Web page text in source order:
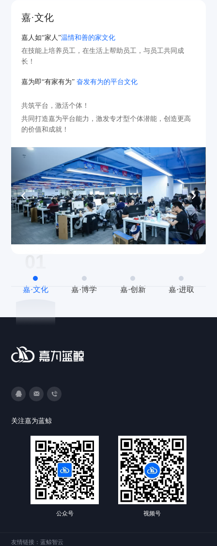
嘉·文化
嘉人如“家人”温情和善的家文化
在技能上培养员工，在生活上帮助员工，与员工共同成
长！
嘉为即“有家有为”奋发有为的平台文化
共筑平台，激活个体！
共同打造嘉为平台能力，激发专才型个体潜能，创造更高
的价值和成就！
嘉·文化 嘉·博学 嘉·创新 嘉·进取
关注嘉为蓝鲸
公众号 视频号
友情链接：蓝鲸智云